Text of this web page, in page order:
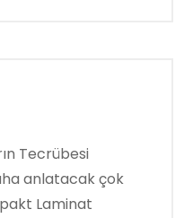
Tecrübesi
anlatacak çok
Laminat